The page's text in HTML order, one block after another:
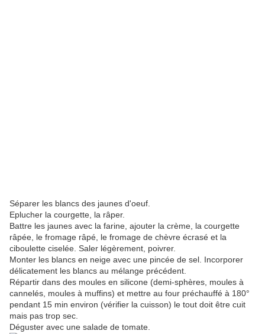
Séparer les blancs des jaunes d'oeuf.
Eplucher la courgette, la râper.
Battre les jaunes avec la farine, ajouter la crème, la courgette
râpée, le fromage râpé, le fromage de chèvre écrasé et la
ciboulette ciselée. Saler légèrement, poivrer.
Monter les blancs en neige avec une pincée de sel. Incorporer
délicatement les blancs au mélange précédent.
Répartir dans des moules en silicone (demi-sphères, moules à
cannelés, moules à muffins) et mettre au four préchauffé à 180°
pendant 15 min environ (vérifier la cuisson) le tout doit être cuit
mais pas trop sec.
Déguster avec une salade de tomate.